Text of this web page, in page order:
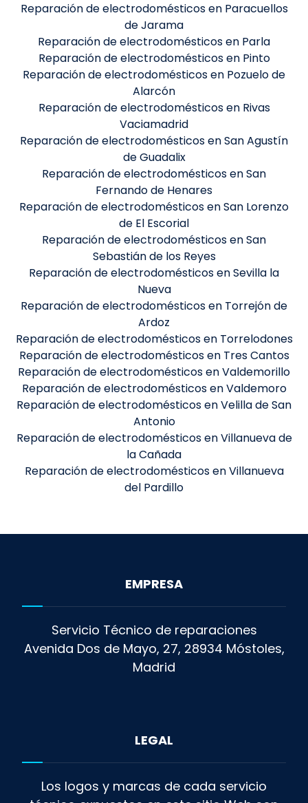
Reparación de electrodomésticos en Paracuellos
de Jarama
Reparación de electrodomésticos en Parla
Reparación de electrodomésticos en Pinto
Reparación de electrodomésticos en Pozuelo de
Alarcón
Reparación de electrodomésticos en Rivas
Vaciamadrid
Reparación de electrodomésticos en San Agustín
de Guadalix
Reparación de electrodomésticos en San
Fernando de Henares
Reparación de electrodomésticos en San Lorenzo
de El Escorial
Reparación de electrodomésticos en San
Sebastián de los Reyes
Reparación de electrodomésticos en Sevilla la
Nueva
Reparación de electrodomésticos en Torrejón de
Ardoz
Reparación de electrodomésticos en Torrelodones
Reparación de electrodomésticos en Tres Cantos
Reparación de electrodomésticos en Valdemorillo
Reparación de electrodomésticos en Valdemoro
Reparación de electrodomésticos en Velilla de San
Antonio
Reparación de electrodomésticos en Villanueva de
la Cañada
Reparación de electrodomésticos en Villanueva
del Pardillo
EMPRESA
Servicio Técnico de reparaciones
Avenida Dos de Mayo, 27, 28934 Móstoles,
Madrid
LEGAL
Los logos y marcas de cada servicio